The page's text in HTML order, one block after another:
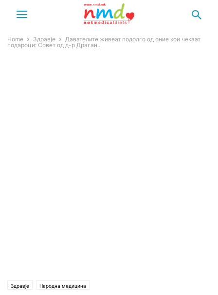
Home Здравје
Давателите живеат подолго од оние кои чекаат
подароци: Совет од д-р Драган...
Здравје Народна медицина